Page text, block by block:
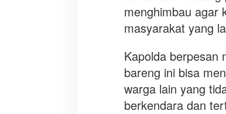
menghimbau agar
masyarakat yang
Kapolda berpesan
bareng ini bisa
warga lain yang
berkendara dan